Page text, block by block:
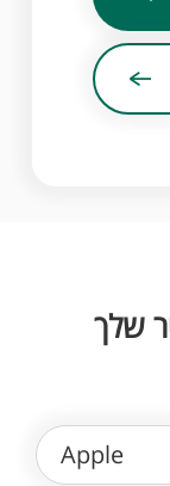
שלך
Apple